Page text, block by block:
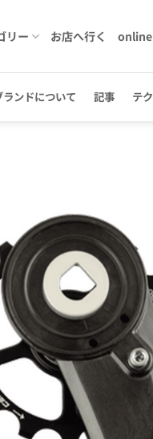
リー お店へ行く
ランドについて 記事 テ